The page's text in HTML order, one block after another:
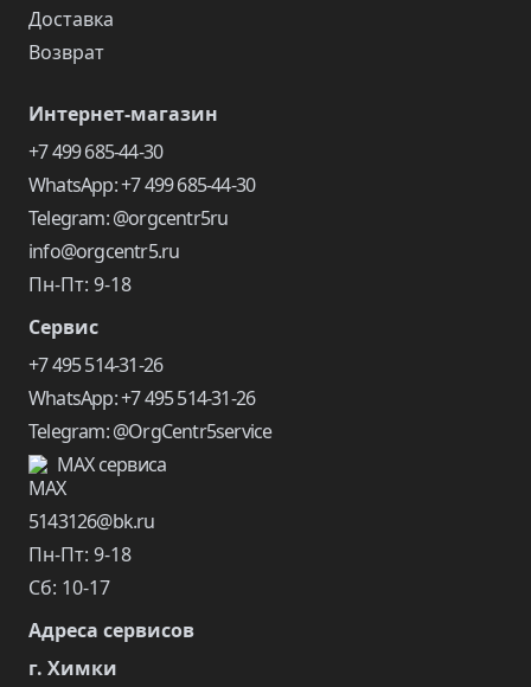
Доставка
Возврат
Интернет-магазин
+7 499 685-44-30
WhatsApp: +7 499 685-44-30
Telegram: @orgcentr5ru
info@orgcentr5.ru
Пн-Пт: 9-18
Сервис
+7 495 514-31-26
WhatsApp: +7 495 514-31-26
Telegram: @OrgCentr5service
MAX сервиса
5143126@bk.ru
Пн-Пт: 9-18
Сб: 10-17
Адреса сервисов
г. Химки